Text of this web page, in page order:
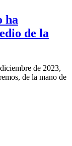
ha
de la
de 2023,
de la mano de